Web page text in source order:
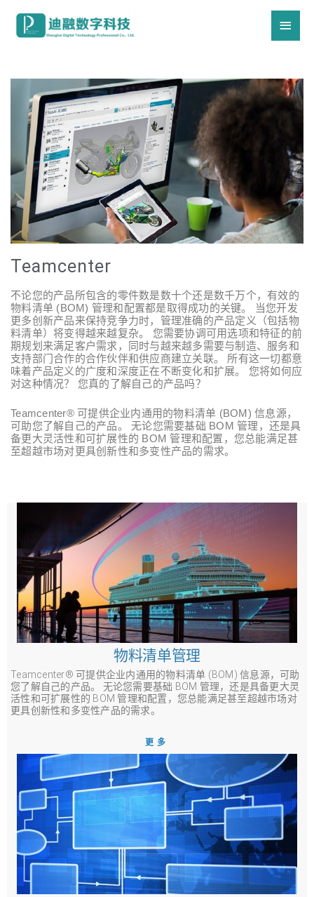
Teamcenter
不论您的产品所包含的零件数是数十个还是数千万个，有效的
物料清单 (BOM) 管理和配置都是取得成功的关键。 当您开发
更多创新产品来保持竞争力时，管理准确的产品定义（包括物
料清单）将变得越来越复杂。 您需要协调可用选项和特征的前
期规划来满足客户需求，同时与越来越多需要与制造、服务和
支持部门合作的合作伙伴和供应商建立关联。 所有这一切都意
味着产品定义的广度和深度正在不断变化和扩展。 您将如何应
对这种情况？ 您真的了解自己的产品吗？
Teamcenter® 可提供企业内通用的物料清单 (BOM) 信息源，
可助您了解自己的产品。 无论您需要基础 BOM 管理，还是具
备更大灵活性和可扩展性的 BOM 管理和配置，您总能满足甚
至超越市场对更具创新性和多变性产品的需求。
物料清单管理
Teamcenter® 可提供企业内通用的物料清单 (BOM) 信息源，可助
您了解自己的产品。 无论您需要基础 BOM 管理，还是具备更大灵
活性和可扩展性的 BOM 管理和配置，您总能满足甚至超越市场对
更具创新性和多变性产品的需求。
更多